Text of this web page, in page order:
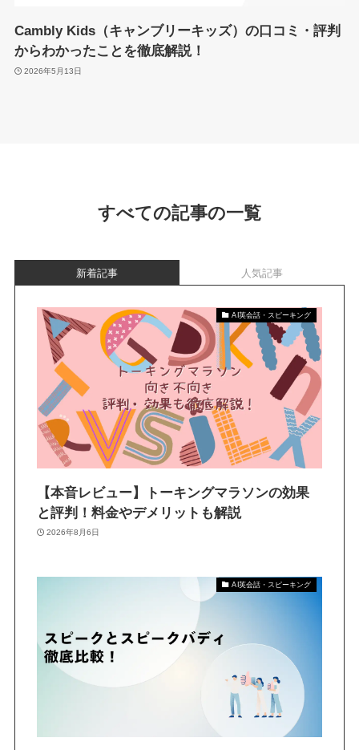
Cambly Kids（キャンブリーキッズ）の口コミ・評判
からわかったことを徹底解説！
2026年5月13日
すべての記事の一覧
新着記事 人気記事
AI英会話・スピーキング
【本音レビュー】トーキングマラソンの効果
と評判！料金やデメリットも解説
2026年8月6日
AI英会話・スピーキング